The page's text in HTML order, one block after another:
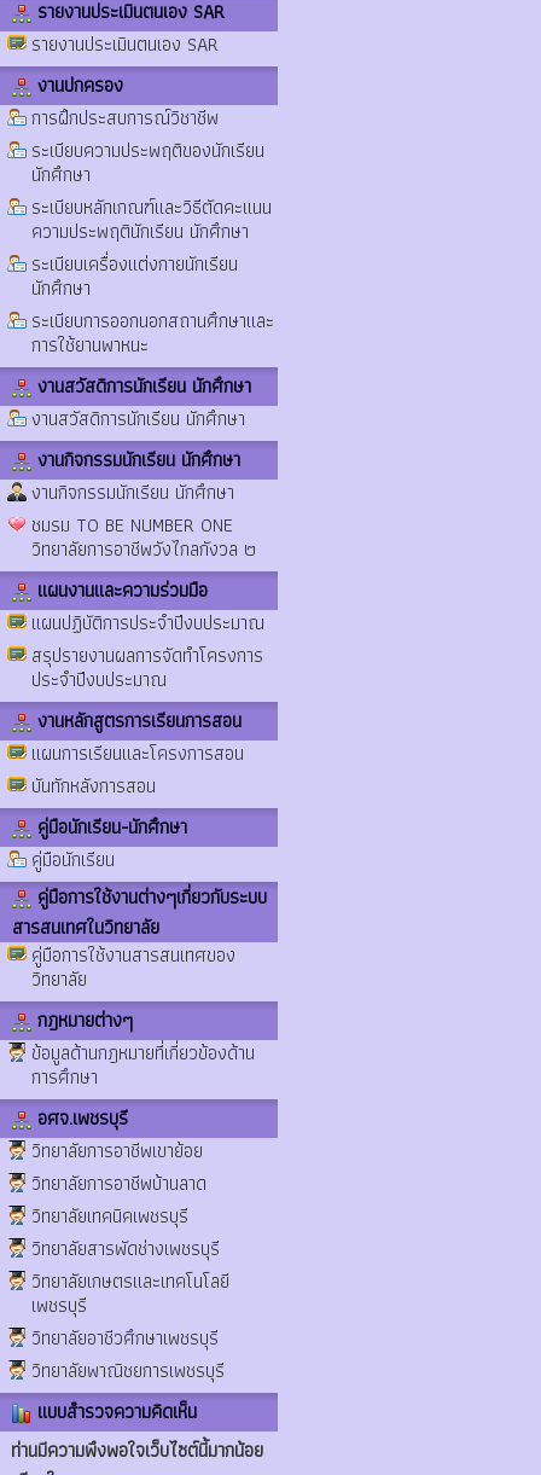
รายงานประเมินตนเอง SAR
รายงานประเมินตนเอง SAR
งานปกครอง
การฝึกประสบการณ์วิชาชีพ
ระเบียบความประพฤติของนักเรียน
นักศึกษา
ระเบียบหลักเกณฑ์และวิธีตัดคะแนน
ความประพฤตินักเรียน นักศึกษา
ระเบียบเครื่องแต่งกายนักเรียน
นักศึกษา
ระเบียบการออกนอกสถานศึกษาและ
การใช้ยานพาหนะ
งานสวัสดิการนักเรียน นักศึกษา
งานสวัสดิการนักเรียน นักศึกษา
งานกิจกรรมนักเรียน นักศึกษา
งานกิจกรรมนักเรียน นักศึกษา
ชมรม TO BE NUMBER ONE
วิทยาลัยการอาชีพวังไกลกังวล ๒
แผนงานและความร่วมมือ
แผนปฏิบัติการประจำปีงบประมาณ
สรุปรายงานผลการจัดทำโครงการ
ประจำปีงบประมาณ
งานหลักสูตรการเรียนการสอน
แผนการเรียนและโครงการสอน
บันทักหลังการสอน
คู่มือนักเรียน-นักศึกษา
คู่มือนักเรียน
คู่มือการใช้งานต่างๆเกี่ยวกับระบบ
สารสนเทศในวิทยาลัย
คู่มือการใช้งานสารสนเทศของ
วิทยาลัย
กฎหมายต่างๆ
ข้อมูลด้านกฎหมายที่เกี่ยวข้องด้าน
การศึกษา
อศจ.เพชรบุรี
วิทยาลัยการอาชีพเขาย้อย
วิทยาลัยการอาชีพบ้านลาด
วิทยาลัยเทคนิคเพชรบุรี
วิทยาลัยสารพัดช่างเพชรบุรี
วิทยาลัยเกษตรและเทคโนโลยี
เพชรบุรี
วิทยาลัยอาชีวศึกษาเพชรบุรี
วิทยาลัยพาณิชยการเพชรบุรี
แบบสำรวจความคิดเห็น
ท่านมีความพึงพอใจเว็บไซต์นี้มากน้อย